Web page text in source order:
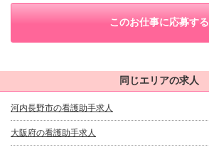
このお仕事に応募する
同じエリアの求人
河内長野市の看護助手求人
大阪府の看護助手求人